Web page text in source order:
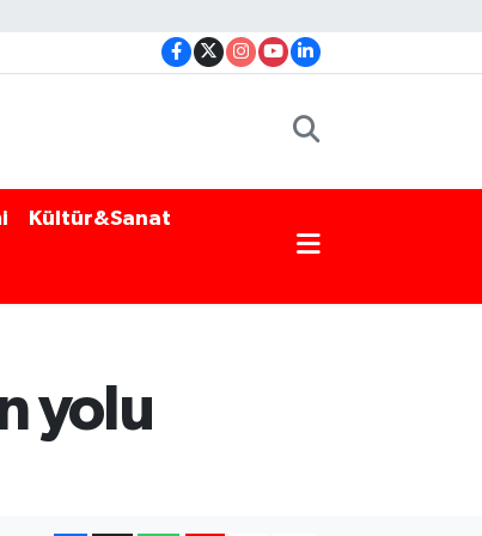
Kültür&Sanat
yolu